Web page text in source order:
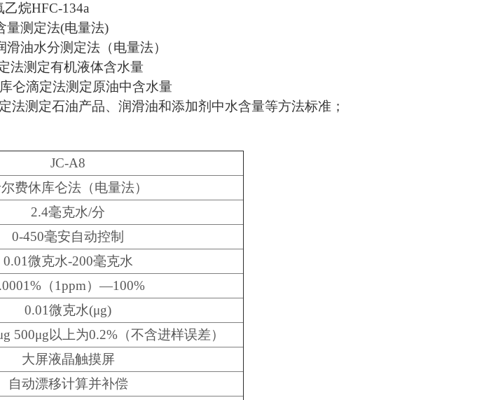
烷HFC-134a
量测定法(电量法)
油水分测定法（电量法）
法测定有机液体含水量
仑滴定法测定原油中含水量
法测定石油产品、润滑油和添加剂中水含量等方法标准；
JC-A8
费休库仑法（电量法）
2.4毫克水/分
0-450毫安自动控制
0.01微克水-200毫克水
（1ppm）—100%
0.01微克水(μg)
500μg以上为0.2%（不含进样误差）
大屏液晶触摸屏
自动漂移计算并补偿